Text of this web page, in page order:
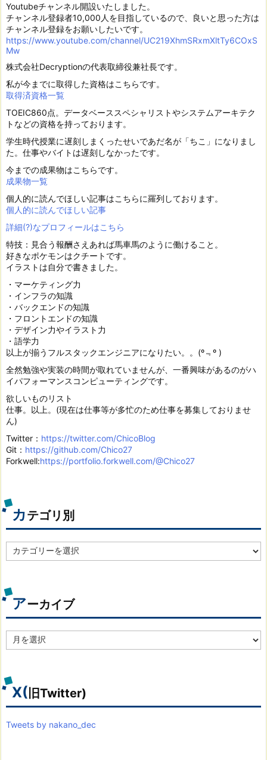
Youtubeチャンネル開設いたしました。
チャンネル登録者10,000人を目指しているので、良いと思った方は
チャンネル登録をお願いしたいです。
https://www.youtube.com/channel/UC219XhmSRxmXltTy6COxS
Mw
株式会社Decryptionの代表取締役兼社長です。
私が今までに取得した資格はこちらです。
取得済資格一覧
TOEIC860点。データベーススペシャリストやシステムアーキテク
トなどの資格を持っております。
学生時代授業に遅刻しまくったせいであだ名が「ちこ」になりまし
た。仕事やバイトは遅刻しなかったです。
今までの成果物はこちらです。
成果物一覧
個人的に読んでほしい記事はこちらに羅列しております。
個人的に読んでほしい記事
詳細(?)なプロフィールはこちら
特技：見合う報酬さえあれば馬車馬のように働けること。
好きなポケモンはクチートです。
イラストは自分で書きました。
・マーケティング力
・インフラの知識
・バックエンドの知識
・フロントエンドの知識
・デザイン力やイラスト力
・語学力
以上が揃うフルスタックエンジニアになりたい。。(º﹃º )
全然勉強や実装の時間が取れていませんが、一番興味があるのがハ
イパフォーマンスコンピューティングです。
欲しいものリスト
仕事。以上。(現在は仕事等が多忙のため仕事を募集しておりませ
ん)
Twitter： https://twitter.com/ChicoBlog
Git： https://github.com/Chico27
Forkwell:https://portfolio.forkwell.com/@Chico27
カテゴリ別
テ
別
アーカイブ
ー
ブ
X( 旧Twitter)
Tweets by nakano_dec